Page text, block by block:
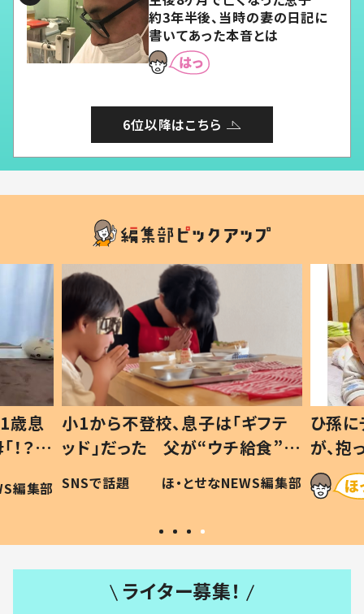
約3年半後、当時の妻の日記に
書いてあった本音とは
6位以降はこちら
歳息
？」
編集部
小1から不登校、息子は「ギフテ
ッド」だった 父が“ウチ給食”を
作り続ける理由とは #令和の親
#令和の子
SNSで話題 ほ・とせなNEWS編集部
ひ孫
が、
「涙が
い」
ライター募集！